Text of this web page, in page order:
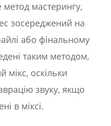
мастерингу,
зосереджений на
або фінальному
таким методом,
мікс, оскільки
звуку, якщо
в міксі.